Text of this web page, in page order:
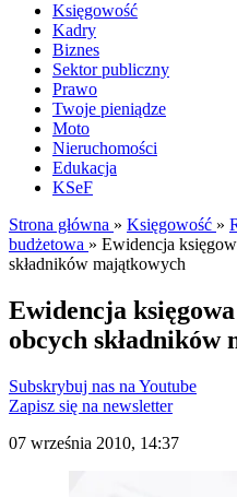
Księgowość
Kadry
Biznes
Sektor publiczny
Prawo
Twoje pieniądze
Moto
Nieruchomości
Edukacja
KSeF
Strona główna » Księgowość »
budżetowa » Ewidencja
składników majątkowych
Ewidencja
obcych składników
Subskrybuj nas na Youtube
Zapisz się na newsletter
07 września 2010, 14:37